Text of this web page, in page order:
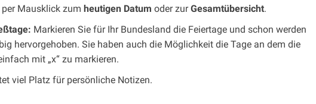
Mausklick zum heutigen Datum oder zurGesamtübersicht.
Markieren Sie für Ihr Bundesland die Feiertage und schon werden
hervorgehoben. Sie haben auch die Möglichkeit die Tage an dem die
mit „x“ zu markieren.
viel Platz für ​persönliche Notizen.